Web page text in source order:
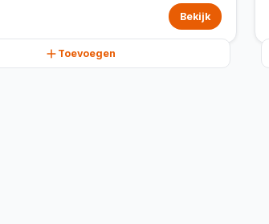
Bekijk
Toevoegen